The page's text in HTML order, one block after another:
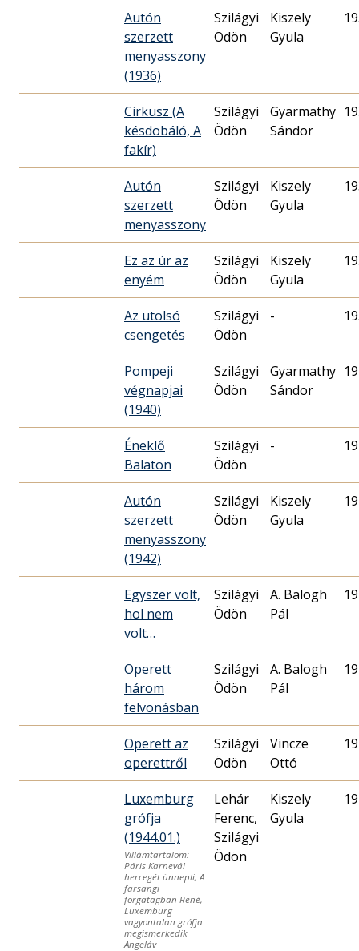
Autón
szerzett
menyasszony
(1936)
Szilágyi
Ödön
Kiszely
Gyula
Cirkusz (A
késdobáló, A
fakír)
Szilágyi
Ödön
Gyarmathy
Sándor
Autón
szerzett
menyasszony
Szilágyi
Ödön
Kiszely
Gyula
Ez az úr az
enyém
Szilágyi
Ödön
Kiszely
Gyula
Az utolsó
csengetés
Szilágyi
Ödön
-
Pompeji
végnapjai
(1940)
Szilágyi
Ödön
Gyarmathy
Sándor
Éneklő
Balaton
Szilágyi
Ödön
-
Autón
szerzett
menyasszony
(1942)
Szilágyi
Ödön
Kiszely
Gyula
Egyszer volt,
hol nem
volt…
Szilágyi
Ödön
A. Balogh
Pál
Operett
három
felvonásban
Szilágyi
Ödön
A. Balogh
Pál
Operett az
operettről
Szilágyi
Ödön
Vincze
Ottó
Luxemburg
grófja
(1944.01.)
Villámtartalom:
Páris Karnevál
hercegét ünnepli, A
farsangi
forgatagban René,
Luxemburg
vagyontalan grófja
megismerkedik
Angeláv
Lehár
Ferenc,
Szilágyi
Ödön
Kiszely
Gyula